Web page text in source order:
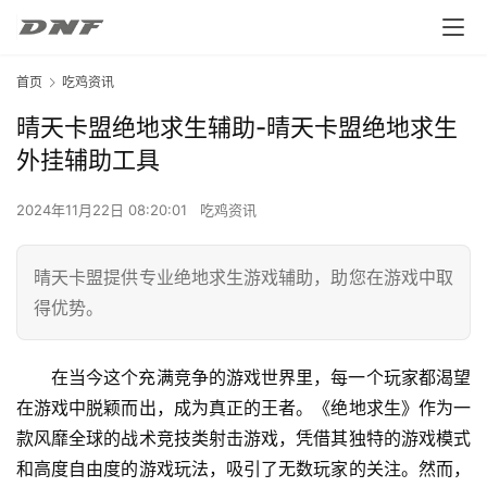
首页 吃鸡资讯
晴天卡盟绝地求生辅助-晴天卡盟绝地求生
外挂辅助工具
2024年11月22日 08:20:01 吃鸡资讯
晴天卡盟提供专业绝地求生游戏辅助，助您在游戏中取
得优势。
在当今这个充满竞争的游戏世界里，每一个玩家都渴望
在游戏中脱颖而出，成为真正的王者。《绝地求生》作为一
款风靡全球的战术竞技类射击游戏，凭借其独特的游戏模式
和高度自由度的游戏玩法，吸引了无数玩家的关注。然而，